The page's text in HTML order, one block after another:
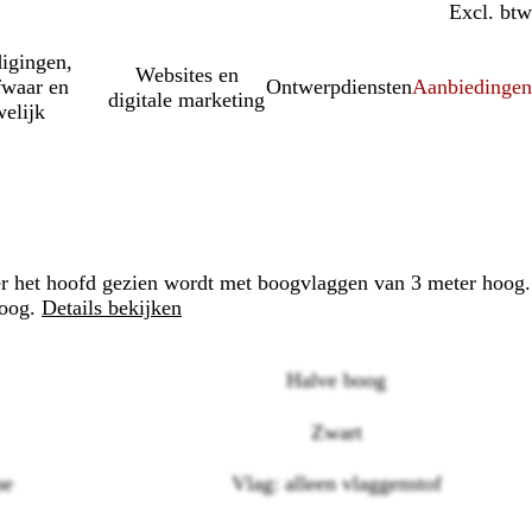
Incl. btw
Excl. btw
en
Websites en
digitale marketing
OntwerpdienstenAanbiedingen
het hoofd gezien wordt met boogvlaggen van 3 meter hoog.
Details bekijken
Halve boog
Zwart
Vlag: alleen vlaggenstof